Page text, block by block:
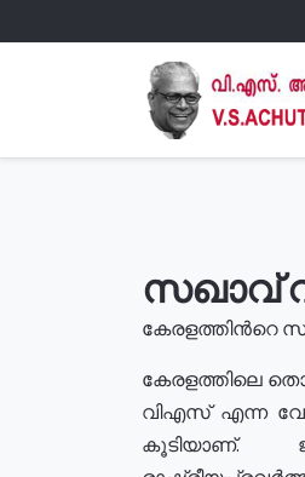
സഖാവ്
കേരളത്തിൻറെ
കേരളത്തിലെ
വിഎസ് എന്ന
കൂടിയാണ്.